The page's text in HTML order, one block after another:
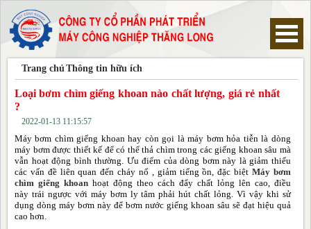
Trang chủ
Máy Bơm Chìm Giếng Khoan Ebara
Máy Bơm Chìm Giếng Khoan Franklin
Trang chủThông tin hữu ích
Loại bơm chìm giếng khoan nào chất lượng, giá rẻ nhất
?
2022-01-13 11:15:57
Máy bơm chìm giếng khoan hay còn gọi là máy bơm hỏa tiễn là dòng
máy bơm được thiết kế để có thể thả chìm trong các giếng khoan sâu mà
vẫn hoạt động bình thường. Ưu điểm của dòng bơm này là giảm thiểu
các vấn đề liên quan đến cháy nổ , giảm tiếng ồn, đặc biệtMáy bơm
chìm giếng khoanhoạt động theo cách đẩy chất lỏng lên cao, điều
này trái ngược với máy bơm ly tâm phải hút chất lỏng. Vì vậy khi sử
dụng dòng máy bơm này để bơm nước giếng khoan sâu sẽ đạt hiệu quả
cao hơn.